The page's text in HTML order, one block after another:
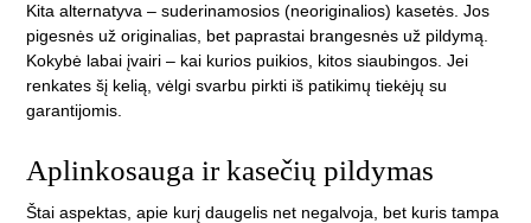
Kita alternatyva – suderinamosios (neoriginalios) kasetės. Jos
pigesnės už originalias, bet paprastai brangesnės už pildymą.
Kokybė labai įvairi – kai kurios puikios, kitos siaubingos. Jei
renkates šį kelią, vėlgi svarbu pirkti iš patikimų tiekėjų su
garantijomis.
Aplinkosauga ir kasečių pildymas
Štai aspektas, apie kurį daugelis net negalvoja, bet kuris tampa